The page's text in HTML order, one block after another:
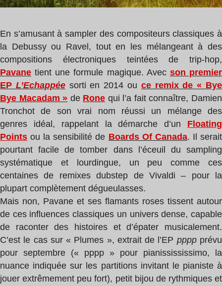
En s’amusant à sampler des compositeurs classiques à
la Debussy ou Ravel, tout en les mélangeant à des
compositions électroniques teintées de trip-hop,
Pavane tient une formule magique. Avec son premier
EP L’Echappéesorti en 2014 ou ce remix de « Bye
Bye Macadam » de Rone qui l’a fait connaître, Damien
Tronchot de son vrai nom réussi un mélange des
genres idéal, rappelant la démarche d’un Floating
Points ou la sensibilité de Boards Of Canada. Il serait
pourtant facile de tomber dans l’éceuil du sampling
systématique et lourdingue, un peu comme ces
centaines de remixes dubstep de Vivaldi – pour la
plupart complètement dégueulasses.
Mais non, Pavane et ses flamants roses tissent autour
de ces influences classiques un univers dense, capable
de raconter des histoires et d’épater musicalement.
C’est le cas sur « Plumes », extrait de l’EP ppppprévu
pour septembre (« pppp » pour pianissississimo, la
nuance indiquée sur les partitions invitant le pianiste à
jouer extrêmement peu fort), petit bijou de rythmiques et